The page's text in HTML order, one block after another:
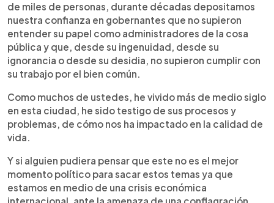
de miles de personas, durante décadas depositamos
nuestra confianza en gobernantes que no supieron
entender su papel como administradores de la cosa
pública y que, desde su ingenuidad, desde su
ignorancia o desde su desidia, no supieron cumplir con
su trabajo por el bien común.
Como muchos de ustedes, he vivido más de medio siglo
en esta ciudad, he sido testigo de sus procesos y
problemas, de cómo nos ha impactado en la calidad de
vida.
Y si alguien pudiera pensar que este no es el mejor
momento político para sacar estos temas ya que
estamos en medio de una crisis económica